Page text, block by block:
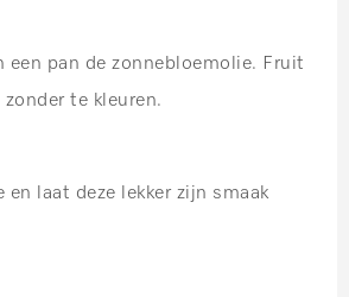
een pan de zonnebloemolie. Fruit
te kleuren.
en laat deze lekker zijn smaak